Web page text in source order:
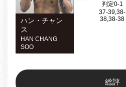
ハン・チャン
ス
HAN CHANG
SOO
判定0-1
37-39,38-
38,38-38
総評